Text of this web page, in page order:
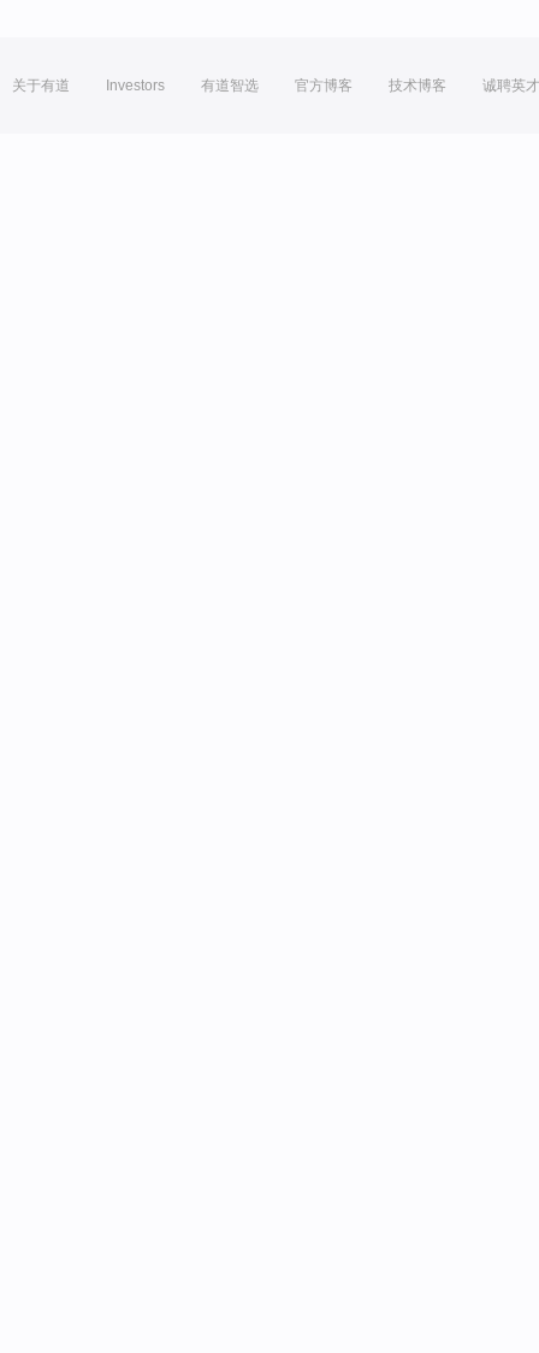
关于有道 Investors 有道智选 官方博客 技术博客 诚聘英才